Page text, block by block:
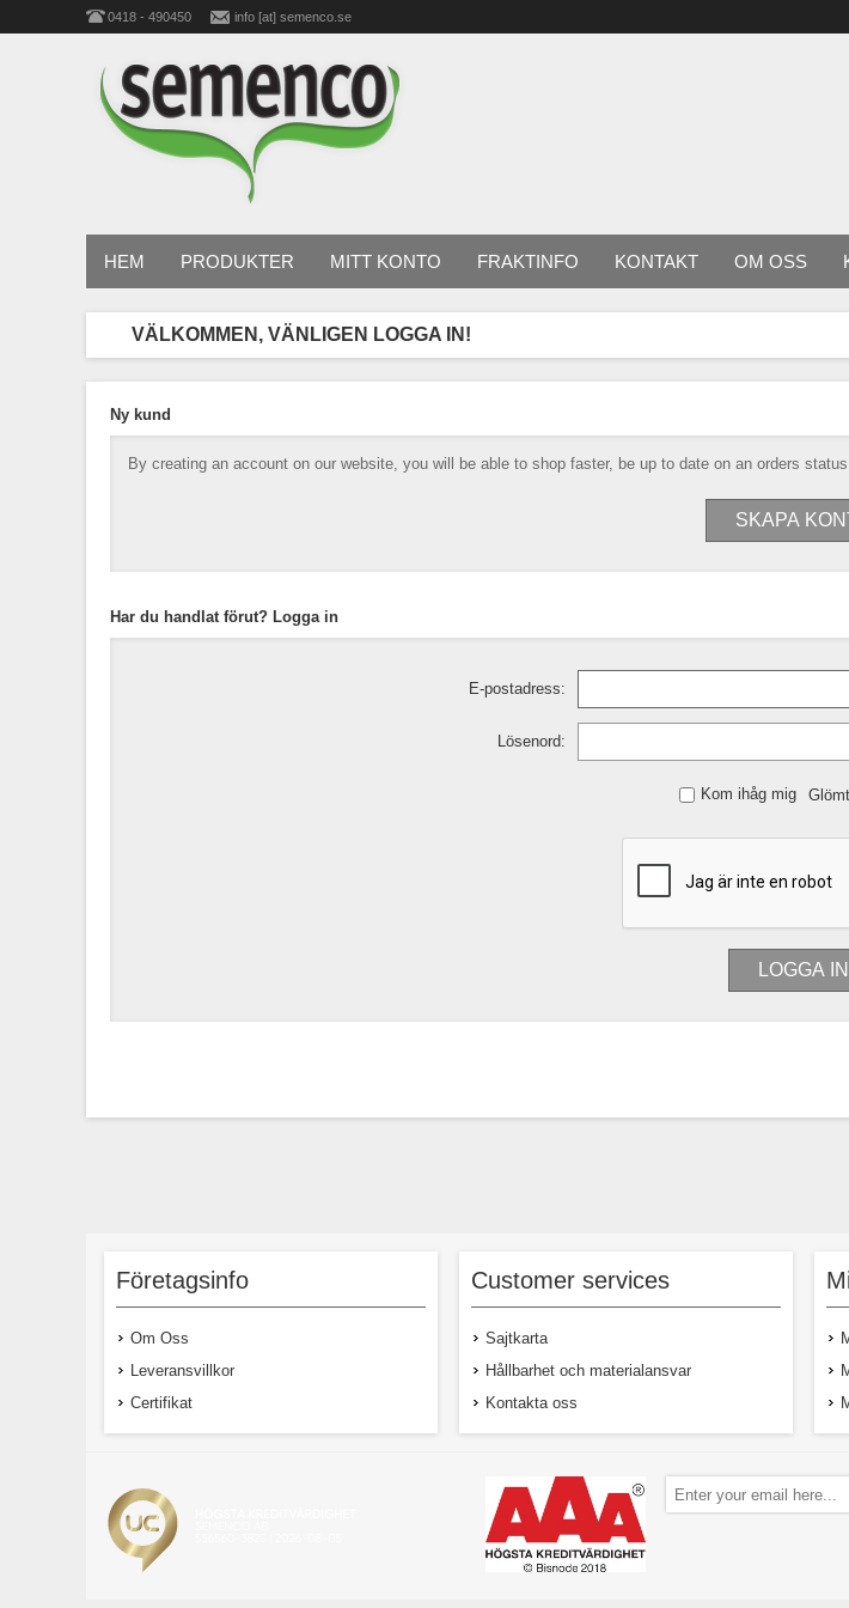
0418 - 490450 info [at] semenco.se
HEM PRODUKTER MITT KONTO FRAKTINFO KONTAKT OM OSS
VÄLKOMMEN, VÄNLIGEN LOGGA IN!
Ny kund
By creating an account on our website, you will be able to shop faster, be up to date on an orders
Har du handlat förut? Logga in
E-postadress:
Lösenord:
Kom ihåg mig
Företagsinfo
Om Oss
Leveransvillkor
Certifikat
Customer services
Sajtkarta
Hållbarhet och materialansvar
Kontakta oss